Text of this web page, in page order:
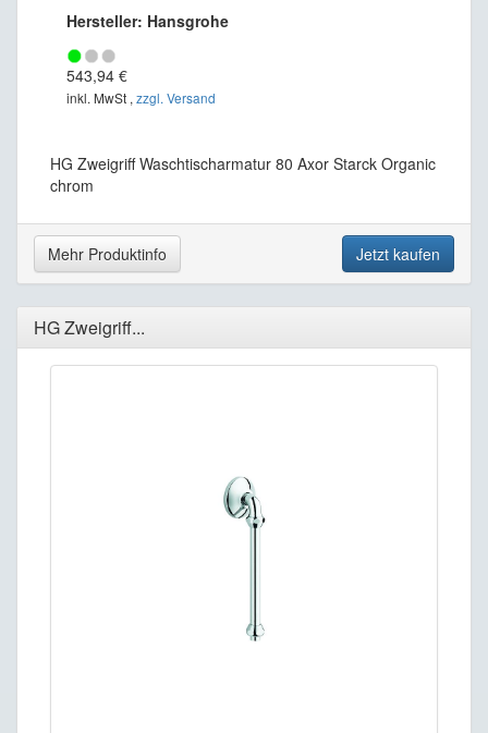
Hersteller: Hansgrohe
543,94 €
inkl. MwSt , zzgl. Versand
HG Zweigriff Waschtischarmatur 80 Axor Starck Organic
chrom
Mehr Produktinfo Jetzt kaufen
HG Zweigriff...